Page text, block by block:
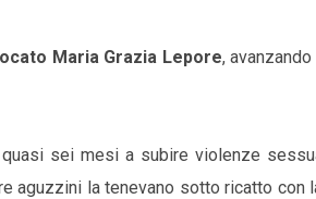
Maria Grazia Lepore,
sei mesi a subire violenze
aguzzini la tenevano sotto ricatto con